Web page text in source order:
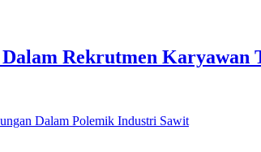
Rekrutmen Karyawan